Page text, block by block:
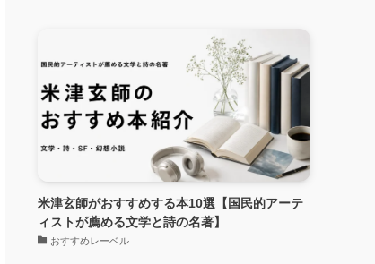
米津玄師がおすすめする本10選【国民的アーテ
ィストが薦める文学と詩の名著】
おすすめレーベル